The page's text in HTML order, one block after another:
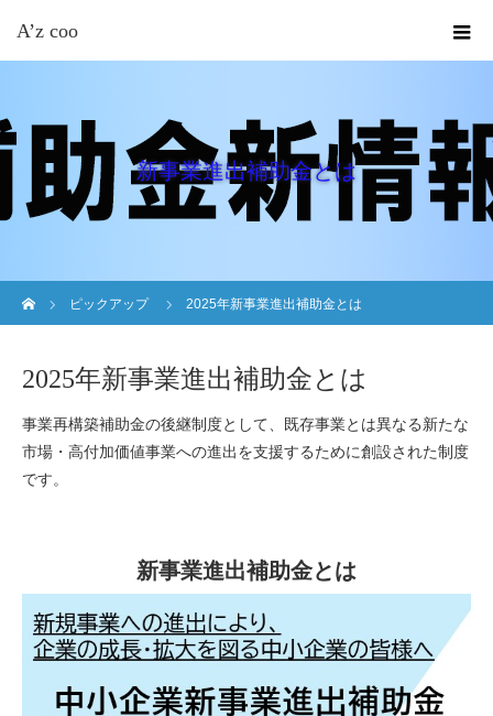
A’z coo
新事業進出補助金とは
ピックアップ
2025年新事業進出補助金とは
2025年新事業進出補助金とは
事業再構築補助金の後継制度として、既存事業とは異なる新たな
市場・高付加価値事業への進出を支援するために創設された制度
です。
新事業進出補助金とは